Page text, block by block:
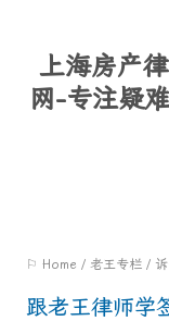
上海房产
网-专注疑
⚐ Home / 老王专栏 /
跟老王律师学